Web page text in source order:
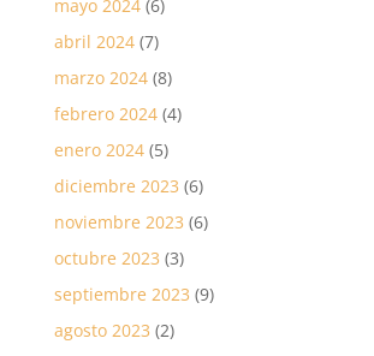
mayo 2024(6)
abril 2024(7)
marzo 2024(8)
febrero 2024(4)
enero 2024(5)
diciembre 2023 (6)
noviembre 2023 (6)
octubre 2023 (3)
septiembre 2023 (9)
agosto 2023 (2)